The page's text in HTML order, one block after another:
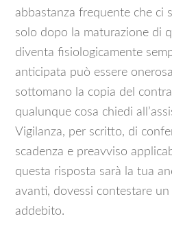
abbastanza frequente che ci
solo dopo la maturazione di
diventa fisiologicamente
anticipata può essere
sottomano la copia del
qualunque cosa chiedi
Vigilanza, per scritto, di
scadenza e preavviso
questa risposta sarà la tua
avanti, dovessi contestare
addebito.